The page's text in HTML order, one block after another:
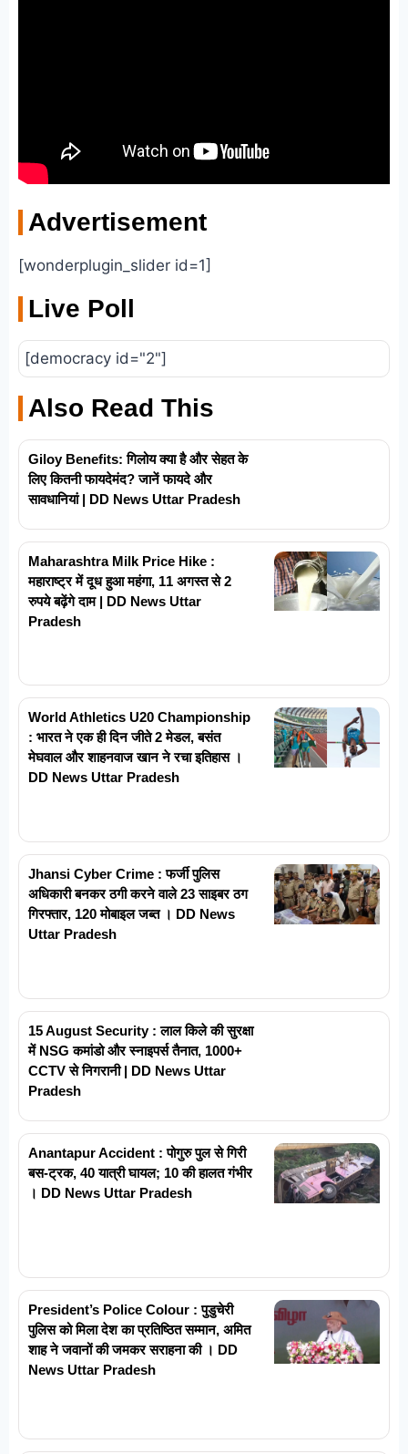
Advertisement
[wonderplugin_slider id=1]
Live Poll
[democracy id="2"]
Also Read This
Giloy Benefits: गिलोय क्या है और सेहत के
लिए कितनी फायदेमंद? जानें फायदे और
सावधानियां | DD News Uttar Pradesh
Maharashtra Milk Price Hike :
महाराष्ट्र में दूध हुआ महंगा, 11 अगस्त से 2
रुपये बढ़ेंगे दाम | DD News Uttar
Pradesh
World Athletics U20 Championship
: भारत ने एक ही दिन जीते 2 मेडल, बसंत
मेघवाल और शाहनवाज खान ने रचा इतिहास ।
DD News Uttar Pradesh
Jhansi Cyber Crime : फर्जी पुलिस
अधिकारी बनकर ठगी करने वाले 23 साइबर ठग
गिरफ्तार, 120 मोबाइल जब्त । DD News
Uttar Pradesh
15 August Security : लाल किले की सुरक्षा
में NSG कमांडो और स्नाइपर्स तैनात, 1000+
CCTV से निगरानी | DD News Uttar
Pradesh
Anantapur Accident : पोगुरु पुल से गिरी
बस-ट्रक, 40 यात्री घायल; 10 की हालत गंभीर
। DD News Uttar Pradesh
President’s Police Colour : पुडुचेरी
पुलिस को मिला देश का प्रतिष्ठित सम्मान, अमित
शाह ने जवानों की जमकर सराहना की । DD
News Uttar Pradesh